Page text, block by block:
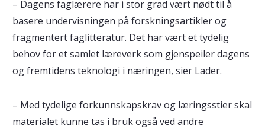
– Dagens faglærere har i stor grad vært nødt til å
basere undervisningen på forskningsartikler og
fragmentert faglitteratur. Det har vært et tydelig
behov for et samlet læreverk som gjenspeiler dagens
og fremtidens teknologi i næringen, sier Lader.
– Med tydelige forkunnskapskrav og læringsstier skal
materialet kunne tas i bruk også ved andre